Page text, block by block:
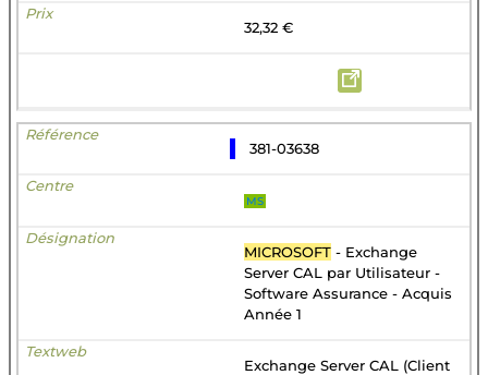
32,32 €
381-03638
MS
MICROSOFT - Exchange
Server CAL par Utilisateur -
Software Assurance - Acquis
Année 1
Exchange Server CAL (Client